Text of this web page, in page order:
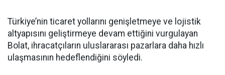
Türkiye’nin ticaret yollarını genişletmeye ve lojistik
altyapısını geliştirmeye devam ettiğini vurgulayan
Bolat, ihracatçıların uluslararası pazarlara daha hızlı
ulaşmasının hedeflendiğini söyledi.